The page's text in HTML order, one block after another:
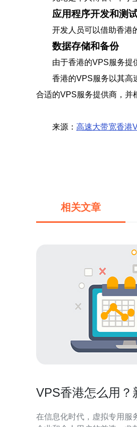
应用程序开发和测
开发人员可以借助香港
数据存储和备份
由于香港的VPS服务提
香港的VPS服务以其高
合适的VPS服务提供商，并
来源： 高速大带宽香港
相关文章
VPS香港怎么用？
在信息化时代，虚拟专用服